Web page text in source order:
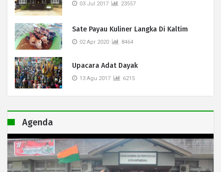
03 Jul 2017 23557
Sate Payau Kuliner Langka Di Kaltim
02 Apr 2020 8464
Upacara Adat Dayak
13 Agu 2017 6215
Agenda